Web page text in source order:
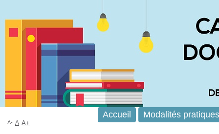
Accueil Modalités pratiques
A- A A+